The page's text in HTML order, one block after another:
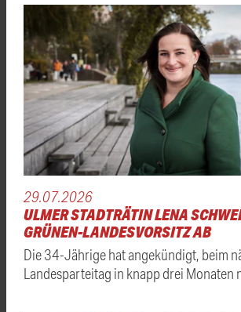
29.07.2026
ULMER STADTRÄTIN LENA
GRÜNEN-LANDESVORSITZ AB
Die 34-Jährige hat angekündigt, beim
Landesparteitag in knapp drei Monaten